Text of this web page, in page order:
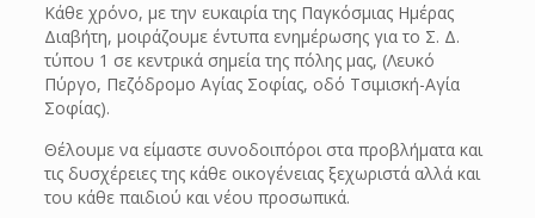
Κάθε χρόνο, με την ευκαιρία της Παγκόσμιας Ημέρας
Διαβήτη, μοιράζουμε έντυπα ενημέρωσης για το Σ. Δ.
τύπου 1 σε κεντρικά σημεία της πόλης μας, (Λευκό
Πύργο, Πεζόδρομο Αγίας Σοφίας, οδό Τσιμισκή-Αγία
Σοφίας).
Θέλουμε να είμαστε συνοδοιπόροι στα προβλήματα και
τις δυσχέρειες της κάθε οικογένειας ξεχωριστά αλλά και
του κάθε παιδιού και νέου προσωπικά.